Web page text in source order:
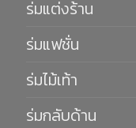
ร่มแต่งร้าน
ร่มแฟชั่น
ร่มไม้เท้า
ร่มกลับด้าน